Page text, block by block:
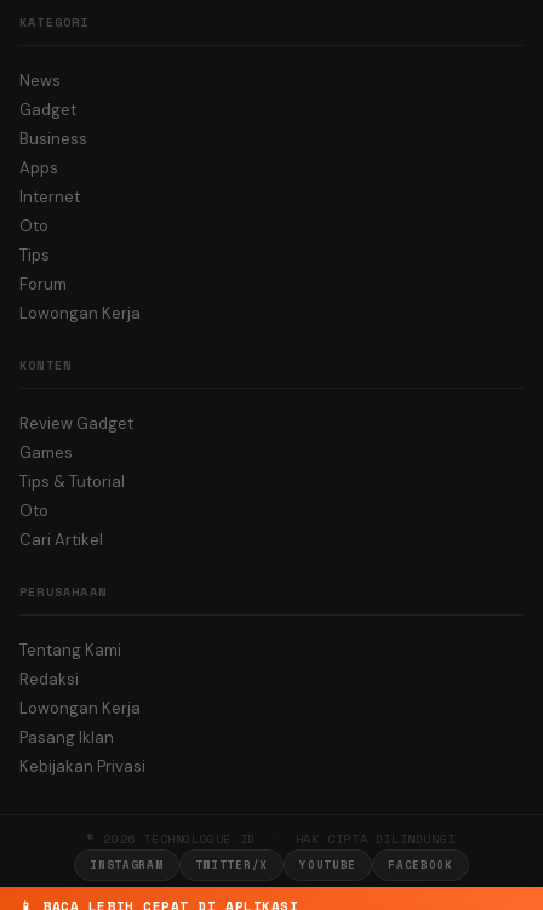
KATEGORI
News
Gadget
Business
Apps
Internet
Oto
Tips
Forum
Lowongan Kerja
KONTEN
Review Gadget
Games
Tips & Tutorial
Oto
Cari Artikel
PERUSAHAAN
Tentang Kami
Redaksi
Lowongan Kerja
Pasang Iklan
Kebijakan Privasi
© 2026 TECHNOLOGUE.ID · HAK CIPTA DILINDUNGI
INSTAGRAM TWITTER/X YOUTUBE FACEBOOK